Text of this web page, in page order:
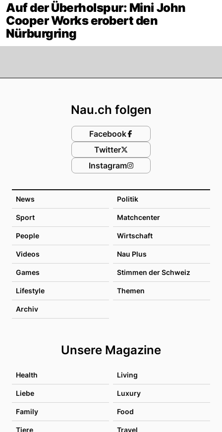
Auf der Überholspur: Mini John
Cooper Works erobert den
Nürburgring
News Politik
Sport Matchcenter
People Wirtschaft
Videos Nau Plus
Games Stimmen der Schweiz
Lifestyle Themen
Archiv
Unsere Magazine
Health Living
Liebe Luxury
Family Food
Tiere Travel
Nau.ch folgen
Facebook
Twitter
Instagram